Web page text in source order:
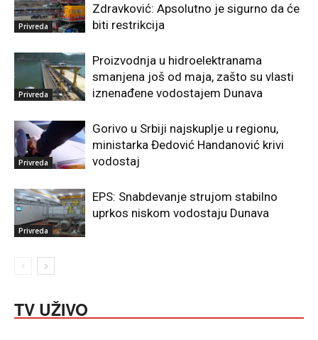
Privreda
Zdravković: Apsolutno je sigurno da će
biti restrikcija
Privreda
Proizvodnja u hidroelektranama
smanjena još od maja, zašto su vlasti
iznenađene vodostajem Dunava
Privreda
Gorivo u Srbiji najskuplje u regionu,
ministarka Đedović Handanović krivi
vodostaj
Privreda
EPS: Snabdevanje strujom stabilno
uprkos niskom vodostaju Dunava
TV UŽIVO